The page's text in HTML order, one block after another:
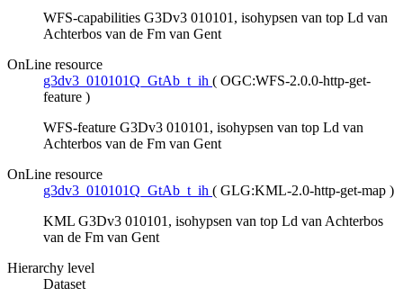
WFS-capabilities G3Dv3 010101, isohypsen van top Ld van
Achterbos van de Fm van Gent
OnLine resource
g3dv3_010101Q_GtAb_t_ih ( OGC:WFS-2.0.0-http-get-
feature )
WFS-feature G3Dv3 010101, isohypsen van top Ld van
Achterbos van de Fm van Gent
OnLine resource
g3dv3_010101Q_GtAb_t_ih ( GLG:KML-2.0-http-get-map )
KML G3Dv3 010101, isohypsen van top Ld van Achterbos
van de Fm van Gent
Hierarchy level
Dataset